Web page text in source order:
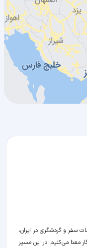
سفر و گردشگری در ایران،
معنا می‌کنیم؛ در این مسیر‍